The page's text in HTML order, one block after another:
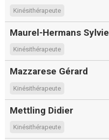
Kinésithérapeute
Maurel-Hermans Sylvie
Kinésithérapeute
Mazzarese Gérard
Kinésithérapeute
Mettling Didier
Kinésithérapeute